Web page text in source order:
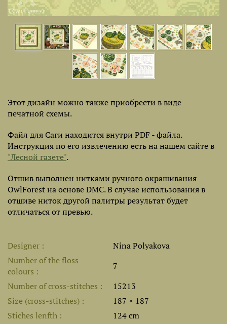
Этот дизайн можно также приобрести в виде
печатной схемы.
Файл для Саги находится внутри PDF - файла.
Инструкция по его извлечению есть на нашем сайте в
"Лесной газете".
Отшив выполнен нитками ручного окрашивания
OwlForest на основе DMC. В случае использования в
отшиве ниток другой палитры результат будет
отличаться от превью.
Designer
Nina Polyakova
Number of the floss
colours
7
Number of cross-stitches
15213
Size (cross-stitches)
187 × 187
Stiches lenfth
124 cm